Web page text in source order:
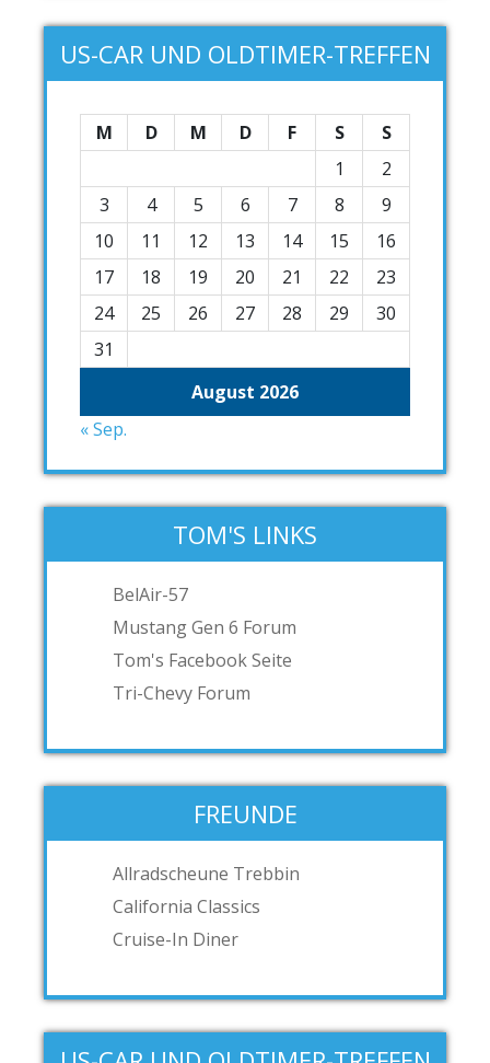
US-CAR UND OLDTIMER-TREFFEN
August 2026
M D M D F S
S
1
2
3
4 5 6 7 8
9
10
11 12 13 14 15
16
17
18 19 20 21 22
23
24
25 26 27 28 29
30
31
« Sep.
TOM'S LINKS
BelAir-57
Mustang Gen 6 Forum
Tom's Facebook Seite
Tri-Chevy Forum
FREUNDE
Allradscheune Trebbin
California Classics
Cruise-In Diner